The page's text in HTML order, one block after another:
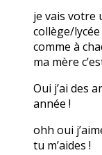
je vais votre
collège/
comme à
ma mère
Oui j’ai des
année !
ohh oui
tu m’aides !